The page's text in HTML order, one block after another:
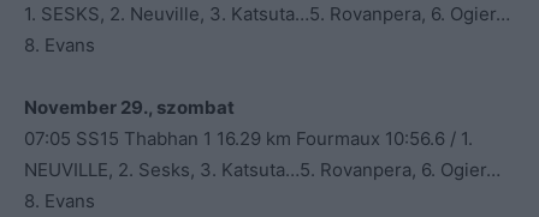
1. SESKS, 2. Neuville, 3. Katsuta…5. Rovanpera, 6. Ogier…
8. Evans
November 29., szombat
07:05 SS15 Thabhan 1 16.29 km Fourmaux 10:56.6 / 1.
NEUVILLE, 2. Sesks, 3. Katsuta…5. Rovanpera, 6. Ogier…
8. Evans